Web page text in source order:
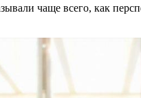
чаще всего, как